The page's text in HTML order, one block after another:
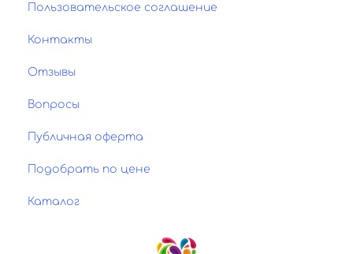
Пользовательское соглашение
Контакты
Отзывы
Вопросы
Публичная оферта
Подобрать по цене
Каталог